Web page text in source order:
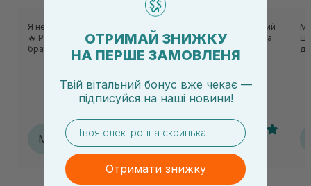
Я не знаю,як працюють ці геніальні патчі,але ефект миттєвий
🔥 Реально розгладжують дрібні зморшки біля очей. Треба
брати повний розмір 🙌
М Мар‘яна
04.04.2026, 19:10
ОТРИМАЙ ЗНИЖКУ
НА ПЕРШЕ ЗАМОВЛЕНЯ
Твій вітальний бонус вже чекає —
підписуйся на наші новини!
email
Отримати знижку